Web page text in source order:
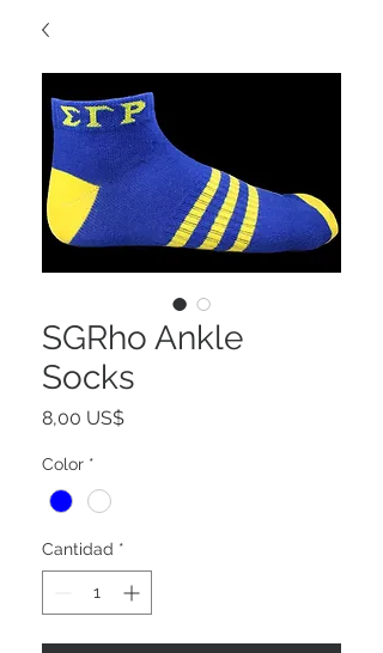
SGRho Ankle
Socks
8,00 US$Precio
Color *
Cantidad *